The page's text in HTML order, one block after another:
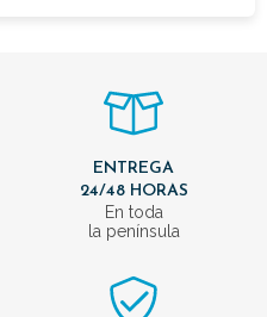
ENTREGA
24/48 HORAS
En toda
la península